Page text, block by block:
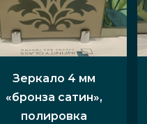
Зеркало 4 мм
«бронза сатин»,
полировка